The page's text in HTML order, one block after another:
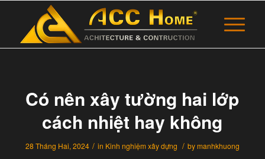
Có nên xây tường hai lớp
cách nhiệt hay không
28 Tháng Hai, 2024 / in Kinh nghiệm xây dựng / bymanhkhuong